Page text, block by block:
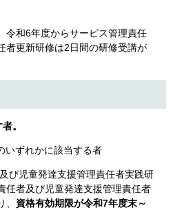
令和6年度からサービス管理責任
者更新研修は2日間の研修受講が
。
ずれかに該当する者
び児童発達支援管理責任者実践研
任者及び児童発達支援管理責任者
資格有効期限が令和7年度末～